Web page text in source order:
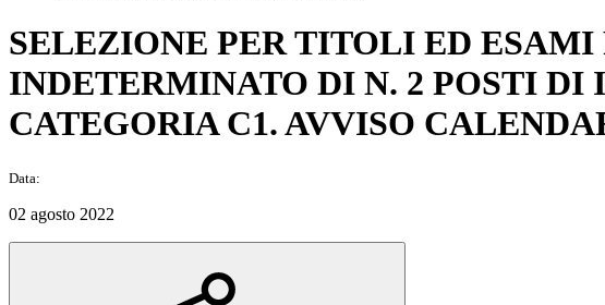
SELEZIONE PER TITOLI ED
INDETERMINATO DI N. 2 POSTI
CATEGORIA C1. AVVISO
Data:
02 agosto 2022